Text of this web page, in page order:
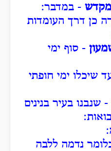
מקדש - במדבר:
כן דרך העומדות
- סוף ימי
שיכלו ימי חופתי
- שנבנו בעיר בנינים
נדמה ללבה